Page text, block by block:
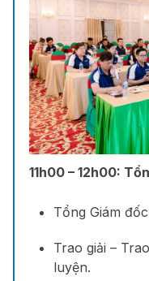
11h00 – 12h00:
Tổng Giám
Trao giải –
luyện.